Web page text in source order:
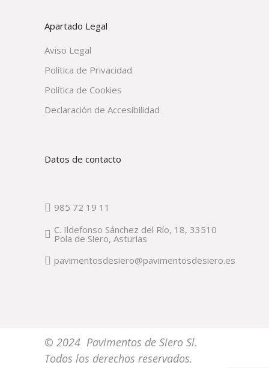
Apartado Legal
Aviso Legal
Política de Privacidad
Política de Cookies
Declaración de Accesibilidad
Datos de contacto
985 72 19 11
C. Ildefonso Sánchez del Río, 18, 33510
Pola de Siero, Asturias
pavimentosdesiero@pavimentosdesiero.es
© 2024 Pavimentos de Siero Sl.
Todos los derechos reservados.